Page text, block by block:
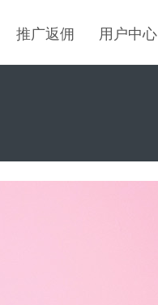
推广返佣 用户中心